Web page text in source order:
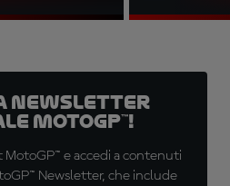
newsletter
MotoGP™!
MotoGP™ e accedi a contenuti
Newsletter, che include